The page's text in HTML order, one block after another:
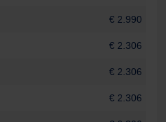
€ 2.990
€ 2.306
€ 2.306
€ 2.306